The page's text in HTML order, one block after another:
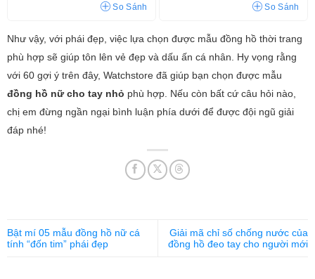
So Sánh So Sánh
Như vậy, với phái đẹp, việc lựa chọn được mẫu đồng hồ thời trang
phù hợp sẽ giúp tôn lên vẻ đẹp và dấu ấn cá nhân. Hy vọng rằng
với 60 gợi ý trên đây, Watchstore đã giúp bạn chọn được mẫu
đồng hồ nữ cho tay nhỏ phù hợp. Nếu còn bất cứ câu hỏi nào,
chị em đừng ngần ngại bình luận phía dưới để được đội ngũ giải
đáp nhé!
Bật mí 05 mẫu đồng hồ nữ cá
tính “đốn tim” phái đẹp
Giải mã chỉ số chống nước của
đồng hồ đeo tay cho người mới